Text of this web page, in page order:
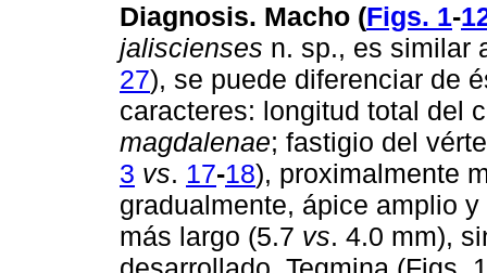
Diagnosis. Macho (Figs. 1-
jaliscienses n. sp., es similar
27), se puede diferenciar de
caracteres: longitud total del
magdalenae; fastigio del
3 vs. 17-18), proximalmente
gradualmente, ápice amplio
más largo (5.7 vs. 4.0 mm),